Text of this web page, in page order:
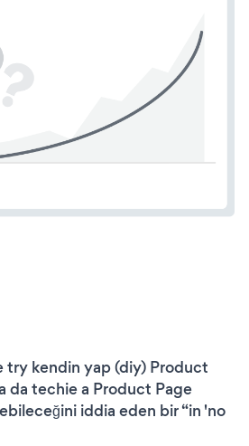
try kendin yap (diy) Product
da techie a Product Page
iddia eden bir “in 'no